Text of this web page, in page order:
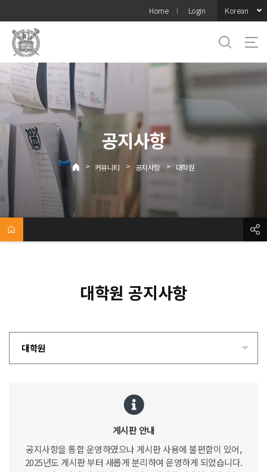
메뉴
Home Login Korean
공지사항
> 커뮤니티 > 공지사항 > 대학원
대학원 공지사항
대학원
게시판 안내
공지사항을 통합 운영하였으나 게시판 사용에 불편함이 있어,
2025년도 게시판 부터 새롭게 분리하여 운영하게 되었습니다.